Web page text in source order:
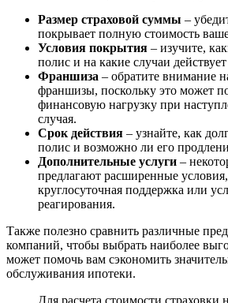
Размер страховой суммы –
покрывает полную стоимость
Условия покрытия – изучите,
полис и на какие случаи действует
Франшиза – обратите внимание
франшизы, поскольку это может
финансовую нагрузку при
случая.
Срок действия – узнайте, как
полис и возможно ли его
Дополнительные услуги –
предлагают расширенные
круглосуточная поддержка или
реагирования.
Также полезно сравнить различные
компаний, чтобы выбрать наиболее
может помочь вам сэкономить
обслуживания ипотеки.
Для расчета стоимости страховки